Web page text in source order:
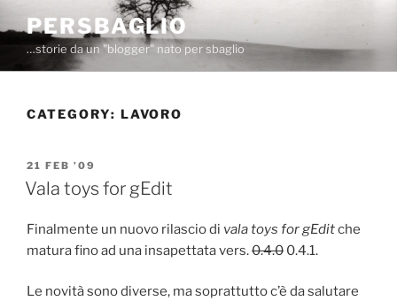
to
content
PERSBAGLIO
…storie da un "blogger" nato per sbaglio
CATEGORY: LAVORO
POSTED
ON
21 FEB ’09
Vala toys for gEdit
Finalmente un nuovo rilascio di vala toys for gEditche
matura fino ad una insapettata vers.0.4.0 0.4.1.
Le novità sono diverse, ma soprattutto c’è da salutare